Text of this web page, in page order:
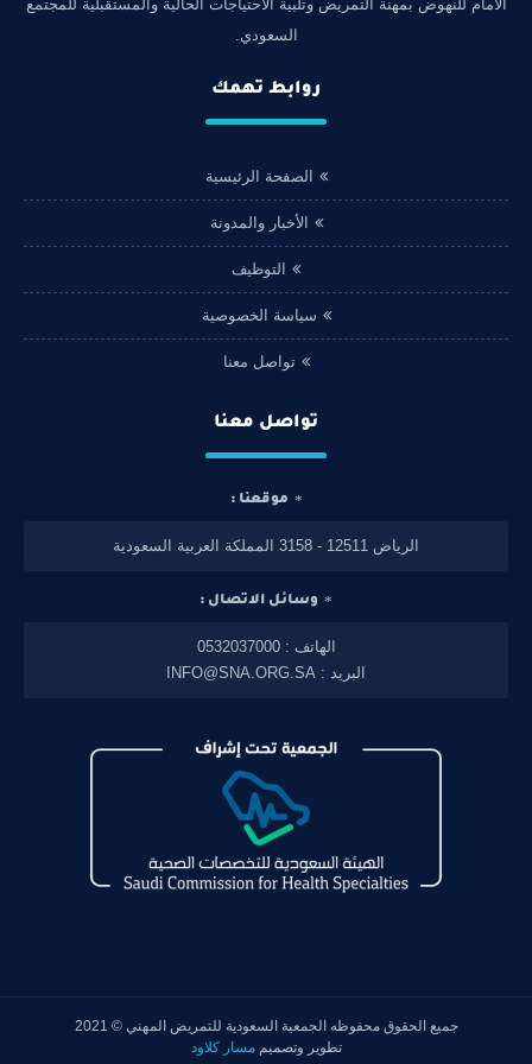
الأمام للنهوض بمهنة التمريض وتلبية الاحتياجات الحالية والمستقبلية للمجتمع
السعودي.
روابط تهمك
الصفحة الرئيسية
الأخبار والمدونة
التوظيف
سياسة الخصوصية
تواصل معنا
تواصل معنا
موقعنا :
الرياض 12511 - 3158 المملكة العربية السعودية
وسائل الاتصال :
الهاتف : 0532037000
البريد : INFO@SNA.ORG.SA
جميع الحقوق محفوظه الجمعية السعودية للتمريض المهني© 2021
تطوير وتصميممسار كلاود